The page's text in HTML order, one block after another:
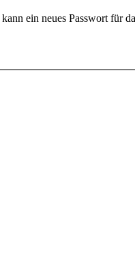
ein neues Passwort für